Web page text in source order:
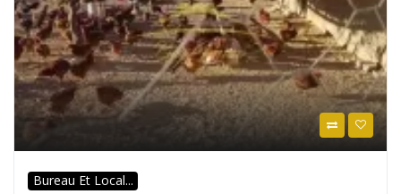
Bureau Et Local...